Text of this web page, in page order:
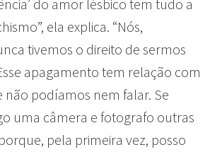
do amor lésbico tem tudo a
ela explica. “Nós,
tivemos o direito de sermos
apagamento tem relação com
não podíamos nem falar. Se
uma câmera e fotografo outras
pela primeira vez, posso